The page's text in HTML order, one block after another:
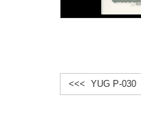
<<< YUG P-030